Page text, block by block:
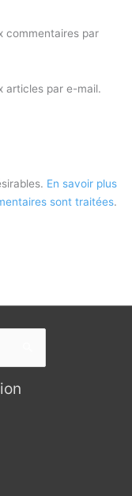
commentaires par
articles par e-mail.
En savoir plus
sont traitées.